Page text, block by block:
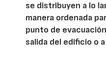
se distribuyen a lo
manera ordenada
punto de
salida del edificio o